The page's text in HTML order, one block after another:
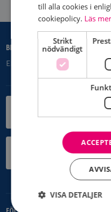
BRÖSTCANCERFÖRENINGEN
Eleonoragatan 18, 633 43
1232193902
till alla cookies i
cookiepolicy. Läs mer
Strikt
nödvändigt
VISA DETALJER